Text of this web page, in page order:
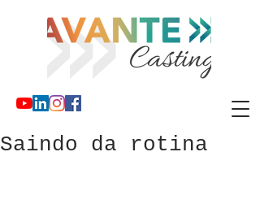
Saindo da rotina